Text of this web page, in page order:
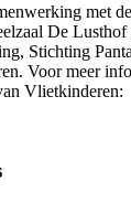
met
De Lusthof
Stichting
Voor meer
Vlietkinderen: